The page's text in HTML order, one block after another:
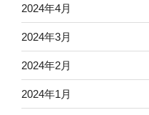
2024年4月
2024年3月
2024年2月
2024年1月